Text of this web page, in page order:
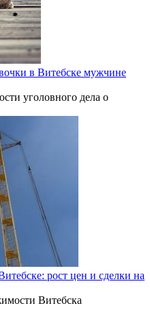
в Витебске мужчине
уголовного дела о
рост цен и сделки на
Витебска